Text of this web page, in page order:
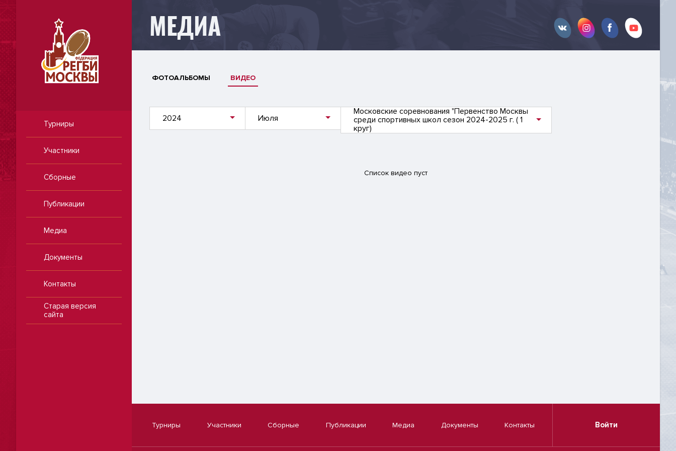
Турниры
Участники
Сборные
Публикации
Медиа
Документы
Контакты
Старая версия
сайта
МЕДИА
ФОТОАЛЬБОМЫ ВИДЕО
2024 Июля
Московские соревнования "Первенство Москвы
среди спортивных школ сезон 2024-2025 г. ( 1
круг)
Список видео пуст
Турниры Участники Сборные Публикации Медиа Документы Контакты Войти